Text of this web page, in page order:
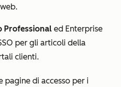
Professional ed Enterprise
per gli articoli della
clienti.
pagine di accesso per i